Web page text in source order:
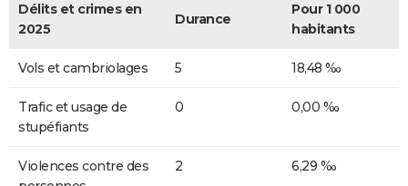
Délits et crimes en
2025
Durance
Pour 1 000
habitants
Vols et cambriolages 5 18,48 ‰
Trafic et usage de
stupéfiants
0 0,00 ‰
Violences contre des
2 6,29 ‰